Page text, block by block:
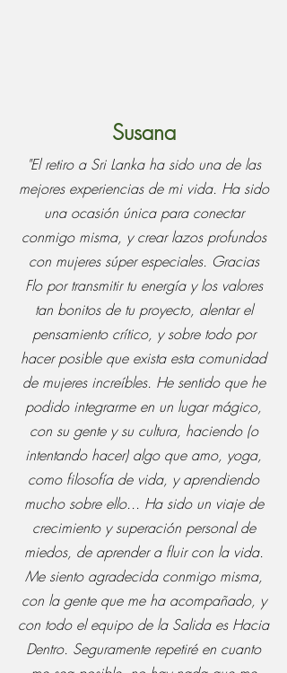
Susana
"El retiro a Sri Lanka ha sido una de las
mejores experiencias de mi vida. Ha sido
una ocasión única para conectar
conmigo misma, y crear lazos profundos
con mujeres súper especiales. Gracias
Flo por transmitir tu energía y los valores
tan bonitos de tu proyecto, alentar el
pensamiento crítico, y sobre todo por
hacer posible que exista esta comunidad
de mujeres increíbles. He sentido que he
podido integrarme en un lugar mágico,
con su gente y su cultura, haciendo (o
intentando hacer) algo que amo, yoga,
como filosofía de vida, y aprendiendo
mucho sobre ello... Ha sido un viaje de
crecimiento y superación personal de
miedos, de aprender a fluir con la vida.
Me siento agradecida conmigo misma,
con la gente que me ha acompañado, y
con todo el equipo de la Salida es Hacia
Dentro. Seguramente repetiré en cuanto